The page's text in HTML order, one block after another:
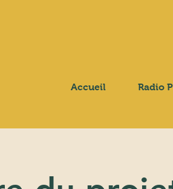
Accueil Radio